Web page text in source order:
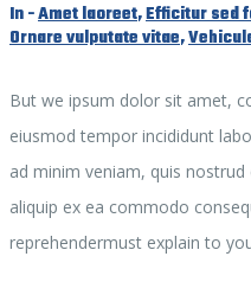
In -Amet laoreet,Efficitur sed
Ornare vulputate vitae,
But we ipsum dolor sit amet,
eiusmod tempor incididunt
ad minim veniam, quis
aliquip ex ea commodo
reprehendermust explain to